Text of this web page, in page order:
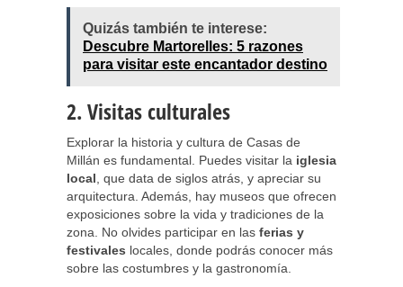
Quizás también te interese:
Descubre Martorelles: 5 razones
para visitar este encantador destino
2. Visitas culturales
Explorar la historia y cultura de Casas de
Millán es fundamental. Puedes visitar la iglesia
local , que data de siglos atrás, y apreciar su
arquitectura. Además, hay museos que ofrecen
exposiciones sobre la vida y tradiciones de la
zona. No olvides participar en las ferias y
festivales locales, donde podrás conocer más
sobre las costumbres y la gastronomía.